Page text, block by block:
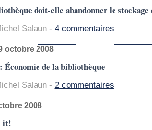
doit-elle abandonner le stockage
Salaun - 4 commentaires
octobre 2008
Économie de la bibliothèque
Salaun - 2 commentaires
2008
it!